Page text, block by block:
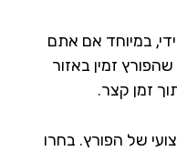
אם אתם
זמין באזור
קצר.
הפורץ. בחרו